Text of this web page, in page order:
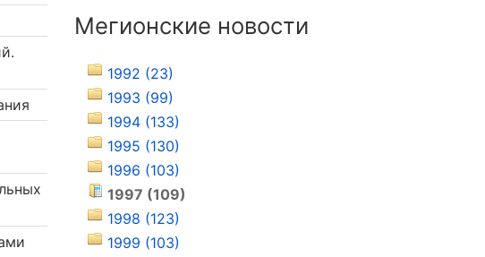
Мегионские новости
1992 (23)
1993 (99)
1994 (133)
1995 (130)
1996 (103)
1997 (109)
1998 (123)
1999 (103)